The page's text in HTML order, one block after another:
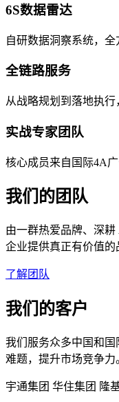
6S数据雷达
自研数据洞察系统，
全链路服务
从战略规划到落地执
实战专家团队
核心成员来自国际4A
我们的团队
由一群热爱品牌、深
企业提供真正有价值的
了解团队
我们的客户
我们服务众多中国和
难题，提升市场竞争力
宇通集团 华住集团 隆